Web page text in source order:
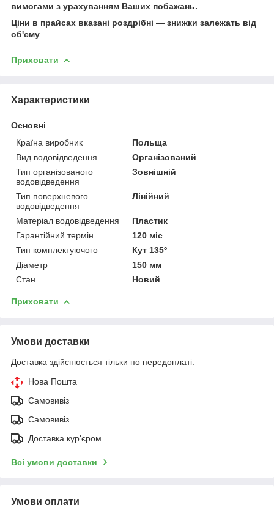
вимогами з урахуванням Ваших побажань.
Ціни в прайсах вказані роздрібні — знижки залежать від
об'єму
Приховати
Характеристики
Основні
Країна виробник
Польща
Вид водовідведення
Організований
Тип організованого
водовідведення
Зовнішній
Тип поверхневого
водовідведення
Лінійний
Матеріал водовідведення
Пластик
Гарантійний термін
120 міс
Тип комплектуючого
Кут 135º
Діаметр
150 мм
Стан
Новий
Приховати
Умови доставки
Доставка здійснюється тільки по передоплаті.
Нова Пошта
Самовивіз
Самовивіз
Доставка кур'єром
Всі умови доставки
Умови оплати